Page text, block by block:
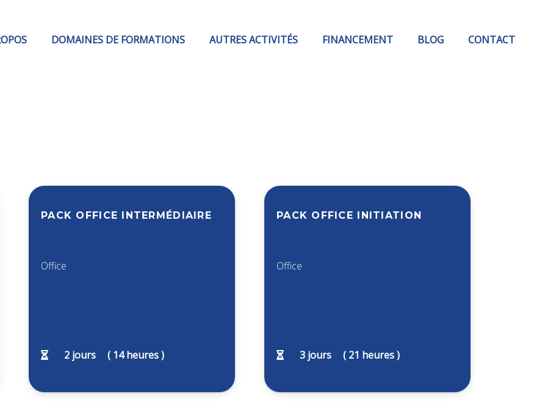
DOMAINES DE FORMATIONS AUTRES ACTIVITÉS FINANCEMENT BLOG CONTACT
PACK OFFICE INTERMÉDIAIRE
Office
2jours ( 14heures )
PACK OFFICE INITIATION
Office
3jours ( 21 heures )